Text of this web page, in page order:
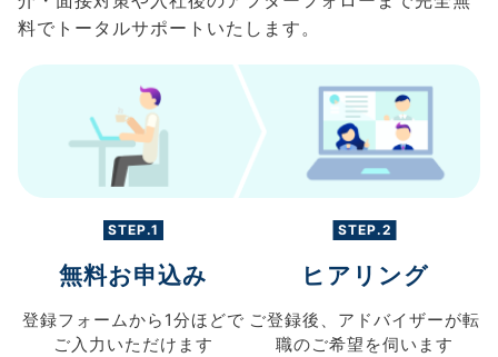
料でトータルサポートいたします。
STEP.1
無料お申込み
登録フォームから 1分ほどで
ご入力 いただけます
STEP.2
ヒアリング
ご登録後、 アドバイザーが転
職のご希望を伺います